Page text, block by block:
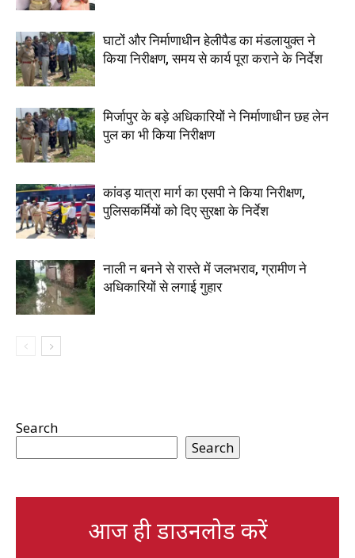
घाटों और निर्माणाधीन हेलीपैड का मंडलायुक्त ने
किया निरीक्षण, समय से कार्य पूरा कराने के निर्देश
मिर्जापुर के बड़े अधिकारियों ने निर्माणाधीन छह लेन
पुल का भी किया निरीक्षण
कांवड़ यात्रा मार्ग का एसपी ने किया निरीक्षण,
पुलिसकर्मियों को दिए सुरक्षा के निर्देश
नाली न बनने से रास्ते में जलभराव, ग्रामीण ने
अधिकारियों से लगाई गुहार
Search
Search
आज ही डाउनलोड करें